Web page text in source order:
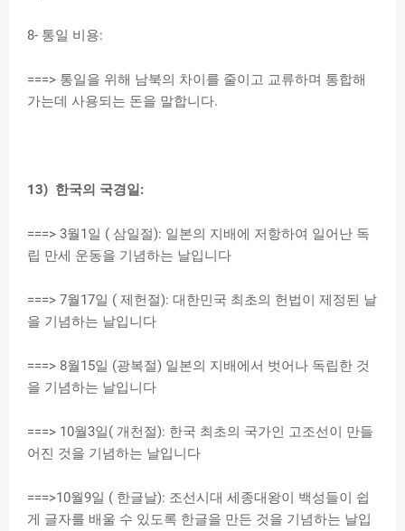
8- 통일 비용:
===> 통일을 위해 남북의 차이를 줄이고 교류하며 통합해
가는데 사용되는 돈을 말합니다.
13) 한국의 국경일:
===> 3월1일 ( 삼일절): 일본의 지배에 저항하여 일어난 독
립 만세 운동을 기념하는 날입니다
===> 7월17일 ( 제헌절): 대한민국 최초의 헌법이 제정된 날
을 기념하는 날입니다
===> 8월15일 (광복절) 일본의 지배에서 벗어나 독립한 것
을 기념하는 날입니다
===> 10월3일( 개천절): 한국 최초의 국가인 고조선이 만들
어진 것을 기념하는 날입니다
===>10월9일 ( 한글날): 조선시대 세종대왕이 백성들이 쉽
게 글자를 배울 수 있도록 한글을 만든 것을 기념하는 날입